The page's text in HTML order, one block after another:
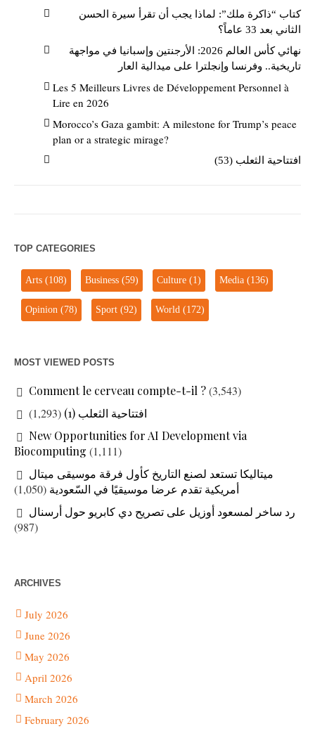
كتاب “ذاكرة ملك”: لماذا يجب أن تقرأ سيرة الحسن
الثاني بعد 33 عاماً؟
نهائي كأس العالم 2026: الأرجنتين وإسبانيا في مواجهة
تاريخية.. وفرنسا وإنجلترا على ميدالية العار
Les 5 Meilleurs Livres de Développement Personnel à
Lire en 2026
Morocco’s Gaza gambit: A milestone for Trump’s peace
plan or a strategic mirage?
افتتاحية الثعلب (53)
TOP CATEGORIES
Arts (108) Business (59) Culture (1) Media (136)
Opinion (78) Sport (92) World (172)
MOST VIEWED POSTS
Comment le cerveau compte-t-il ?(3,543)
افتتاحية الثعلب (1)
(1,293)
New Opportunities for AI Development via
Biocomputing (1,111)
ميتاليكا تستعد لصنع التاريخ كأول فرقة موسيقى ميتال
أمريكية تقدم عرضا موسيقيًا في السّعودية (1,050)
رد ساخر لمسعود أوزيل على تصريح دي كابريو حول أرسنال
(987)
ARCHIVES
July 2026
June 2026
May 2026
April 2026
March 2026
February 2026